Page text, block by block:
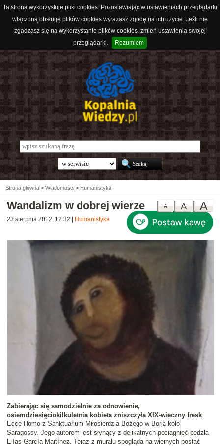
Ta strona wykorzystuje pliki cookies. Pozostawiając w ustawieniach przeglądarki
włączoną obsługę plików cookies wyrażasz zgodę na ich użycie. Jeśli nie
zgadzasz się na wykorzystanie plików cookies, zmień ustawienia swojej
przeglądarki.
Rozumiem
Strona główna > Wiadomości > Humanistyka
A
A
A
Wandalizm w dobrej wierze
23 sierpnia 2012, 12:32 Humanistyka
Zabierając się samodzielnie za odnowienie,
osiemdziesięciokilkuletnia kobieta zniszczyła XIX-wieczny fresk
Ecce Homo z Sanktuarium Miłosierdzia Bożego w Borja koło
Saragossy. Jego autorem jest słynący z delikatnych pociągnięć pędzla
Elías García Martínez. Teraz z muralu spogląda na wiernych postać